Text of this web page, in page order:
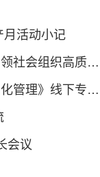
月活动小记
鄂尔多斯建筑业协会参加鄂尔多斯市民政局举办的党建引领社会组织高质量发展培训班
鄂尔多斯建筑业协会组织开展《建筑企业资质申报及数字化管理》线下专题培训
会议